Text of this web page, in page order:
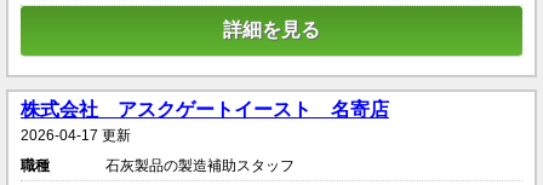
詳細を見る
株式会社 アスクゲートイースト 名寄店
2026-04-17 更新
職種
石灰製品の製造補助スタッフ